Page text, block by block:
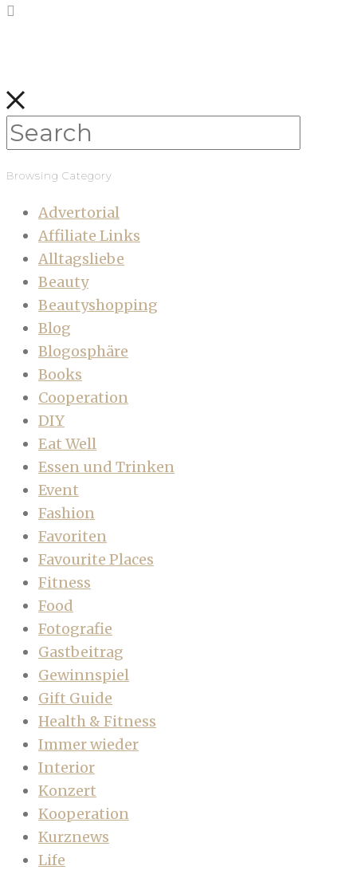
Browsing Category
Advertorial
Affiliate Links
Alltagsliebe
Beauty
Beautyshopping
Blog
Blogosphäre
Books
Cooperation
DIY
Eat Well
Essen und Trinken
Event
Fashion
Favoriten
Favourite Places
Fitness
Food
Fotografie
Gastbeitrag
Gewinnspiel
Gift Guide
Health & Fitness
Immer wieder
Interior
Konzert
Kooperation
Kurznews
Life